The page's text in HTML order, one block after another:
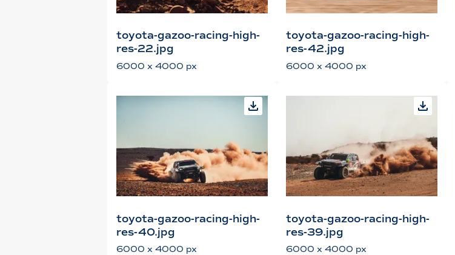
toyota-gazoo-racing-high-
res-22.jpg
6000 x 4000 px
toyota-gazoo-racing-high-
res-42.jpg
6000 x 4000 px
toyota-gazoo-racing-high-
res-40.jpg
6000 x 4000 px
toyota-gazoo-racing-high-
res-39.jpg
6000 x 4000 px